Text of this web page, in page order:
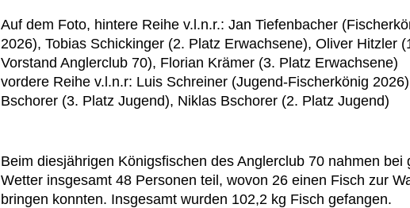
Auf dem Foto, hintere Reihe v.l.n.r.: Jan Tiefenbacher
2026), Tobias Schickinger (2. Platz Erwachsene), Oliver Hitzler
Vorstand Anglerclub 70), Florian Krämer (3. Platz Erwachsene)
vordere Reihe v.l.n.r: Luis Schreiner (Jugend-Fischerkönig
Bschorer (3. Platz Jugend), Niklas Bschorer (2. Platz Jugend)
Beim diesjährigen Königsfischen des Anglerclub 70 nahmen bei
Wetter insgesamt 48 Personen teil, wovon 26 einen Fisch zur
bringen konnten. Insgesamt wurden 102,2 kg Fisch gefangen.